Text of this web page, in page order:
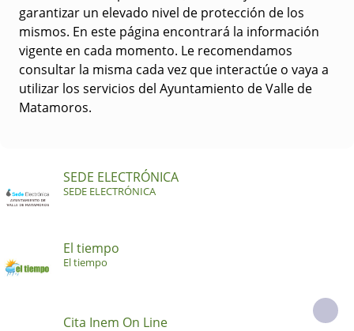
garantizar un elevado nivel de protección de los
mismos. En este página encontrará la información
vigente en cada momento. Le recomendamos
consultar la misma cada vez que interactúe o vaya a
utilizar los servicios del Ayuntamiento de Valle de
Matamoros.
SEDE ELECTRÓNICA
SEDE ELECTRÓNICA
El tiempo
El tiempo
Cita Inem On Line